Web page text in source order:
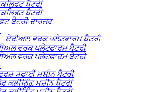
ਬੈਟਰੀ
ਬੈਟਰੀ
ਬੈਟਰੀ ਚਾਰਜਰ
ਏਰੀਅਲ ਵਰਕ ਪਲੇਟਫਾਰਮ ਬੈਟਰੀ
ਵਰਕ ਪਲੇਟਫਾਰਮ ਬੈਟਰੀ
ਵਰਕ ਪਲੇਟਫਾਰਮ ਬੈਟਰੀ
ਸਫਾਈ ਮਸ਼ੀਨ ਬੈਟਰੀ
ਕਲੀਨਿੰਗ ਮਸ਼ੀਨ ਬੈਟਰੀ